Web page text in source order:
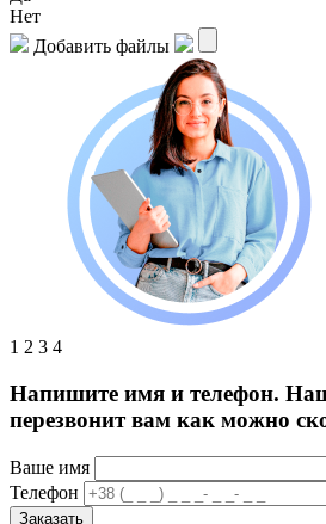
Нет
Добавить файлы
1 2 3 4
Напишите имя и телефон.
перезвонит вам как можно
Ваше имя
Телефон